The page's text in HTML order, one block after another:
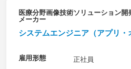
医療分野画像技術ソリューション
メーカー
システムエンジニア（アプリ・
雇用形態
正社員